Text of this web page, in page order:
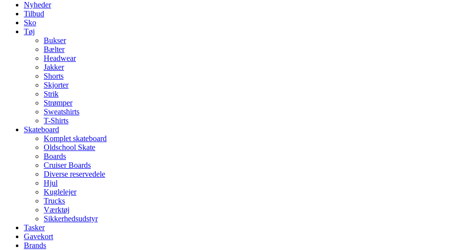
Nyheder
Tilbud
Sko
Tøj
Bukser
Bælter
Headwear
Jakker
Shorts
Skjorter
Strik
Strømper
Sweatshirts
T-Shirts
Skateboard
Komplet skateboard
Oldschool Skate
Boards
Cruiser Boards
Diverse reservedele
Hjul
Kuglelejer
Trucks
Værktøj
Sikkerhedsudstyr
Tasker
Gavekort
Brands